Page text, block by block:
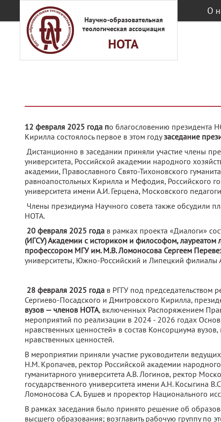
Перейти к основному содержанию
Научно-образовательная
теологическая ассоциация
НОТА
О
12 февраля 2025 года по благословению президента
Кирилла состоялось первое в этом годузаседание
Дистанционно в заседании приняли участие члены
университета, Российской академии народного
академии, Православного Свято-Тихоновского
равноапостольных Кирилла и Мефодия, Российского
университета имени А.И. Герцена, Московского
Члены президиума Научного совета также обсудили
НОТА.
20 февраля 2025 года в рамках проекта «Диалоги»
(ИГСУ) Академии с историком и философом, лауреатом
профессором МГУ им. М.В. Ломоносова Сергеем
университеты, Южно-Российский и Липецкий филиалы
28 февраля 2025 года в РГГУ под председательством
Сергиево-Посадского и Дмитровского Кирилла,
вузов — членов НОТА, включенных Распоряжением
мероприятий по реализации в 2024 - 2026 годах
нравственных ценностей» в состав Консорциума
нравственных ценностей.
В мероприятии приняли участие руководители
Н.М. Кропачев, ректор Российской академии народного
гуманитарного университета А.В. Логинов, ректор
государственного университета имени А.Н. Косыгина
Ломоносова С.А. Бушев и проректор Национального
В рамках заседания было принято решение об
высшего образования; возглавить рабочую группу